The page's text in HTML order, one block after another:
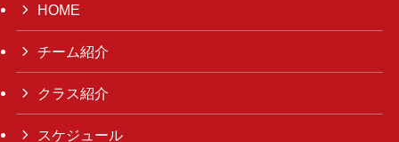
HOME
チーム紹介
クラス紹介
スケジュール